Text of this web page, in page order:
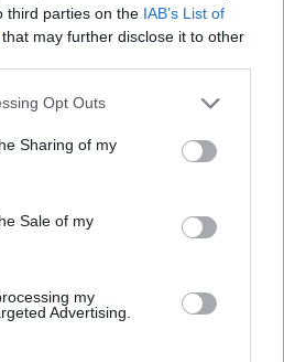
third parties on the IAB’s List of
that may further disclose it to other
Opt Outs
Sharing of my
Sale of my
my
Advertising.